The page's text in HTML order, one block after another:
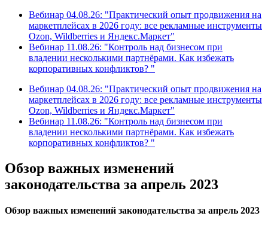
Вебинар 04.08.26: "Практический опыт продвижения на
маркетплейсах в 2026 году: все рекламные инструменты
Ozon, Wildberries и Яндекс.Маркет"
Вебинар 11.08.26: "Контроль над бизнесом при
владении несколькими партнёрами. Как избежать
корпоративных конфликтов? "
Вебинар 04.08.26: "Практический опыт продвижения на
маркетплейсах в 2026 году: все рекламные инструменты
Ozon, Wildberries и Яндекс.Маркет"
Вебинар 11.08.26: "Контроль над бизнесом при
владении несколькими партнёрами. Как избежать
корпоративных конфликтов? "
Обзор важных изменений
законодательства за апрель 2023
Обзор важных изменений законодательства за апрель 2023